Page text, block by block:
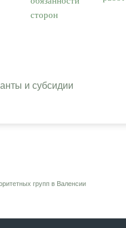
сторон
и субсидии
групп в Валенсии